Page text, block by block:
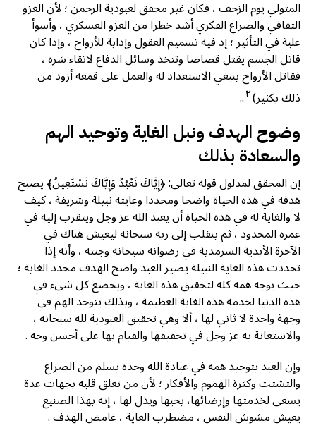
المتولي يوم الزحف ، فكان غير محقق لعبودية الرحمن ؛ لأن الغزو
الثقافي والصراع الفكري أشد خطرا من الغزو العسكري ، وأسوأ
غلبة في التأثير ؛ إذ فيه تسميم العقول وإذابة للأرواح ، وإذا كان
قاتل الجسم يقتل قصاصا وتتخذ وسائل الدفاع لاتقاء شره ،
فقاتل الأرواح ينبغي الاستعداد له والعمل على قمعه أزود من
ذلك بكثير)٢..
وضوح الهدف ونبل الغاية وتوحيد الهم
والسعادة بذلك
إن المحقق لمدلول قوله تعالى: ﴿إِيَّاكَ نَعْبُدُ وَإِيَّاكَ نَسْتَعِينُ﴾ يصبح
هدفه في هذه الحياة واضحا ومحددا وغايته نبيلة وشريفة ، كيف
لا والغاية له في هذه الحياة أن يعبد الله عز وجل ويتقرب إليه في
عمره المحدود ، ثم ينقلب إلى ربه سبحانه ليعيش هناك في
الآخرة الأبدية السرمدية في رضوانه سبحانه وجنته ، وأنه إذا
تحددت هذه الغاية النبيلة يصير العبد واضح الهدف محدد الغاية ؛
حيث يوجه همه کله لتحقيق هذه الغاية ، ويخضع كل شيء في
هذه الدنيا لخدمة هذه الغاية العظيمة ، وبذلك يتوحد الهم في
وجهة واحدة لا ثاني لها ، ألا وهي تحقيق العبودية لله سبحانه ،
والاستعانة به عز وجل في تحقيقها والقيام بها على أحسن وجه .
وإن العبد بتوحيد همه في عبادة الله وحده يسلم من الصراع
والتشتت وكثرة الهموم والأفكار ؛ لأن من تعلق قلبه بجهات عدة
يسعى لخدمتها وإرضائها، يحبها ويذل لها ، إنه بهذا الصنيع
يعيش مشوش النفس ، مضطرب الغاية ، غامض الهدف .